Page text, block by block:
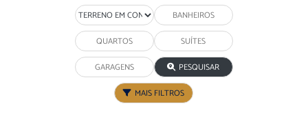
PESQUISAR
MAIS FILTROS